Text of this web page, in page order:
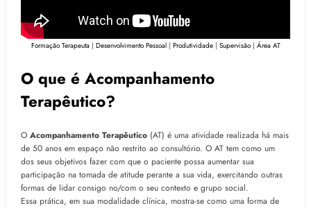
Formação Terapeuta| Desenvolvimento Pessoal| Produtividade| Supervisão| Área AT
O que é Acompanhamento
Terapêutico?
O Acompanhamento Terapêutico (AT) é uma atividade realizada há mais
de 50 anos em espaço não restrito ao consultório. O AT tem como um
dos seus objetivos fazer com que o paciente possa aumentar sua
participação na tomada de atitude perante a sua vida, exercitando outras
formas de lidar consigo no/com o seu contexto e grupo social.
Essa prática, em sua modalidade clínica, mostra-se como uma forma de